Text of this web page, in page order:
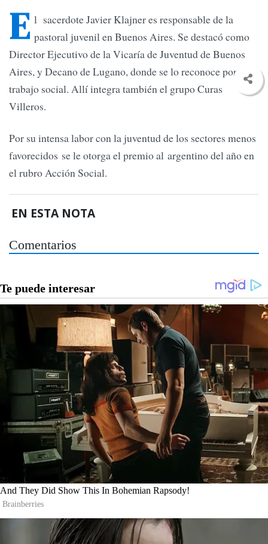
E l sacerdote Javier Klajner es responsable de la
pastoral juvenil en Buenos Aires. Se destacó como
Director Ejecutivo de la Vicaría de Juventud de Buenos
Aires, y Decano de Lugano, donde se lo reconoce por su
trabajo social. Allí integra también el grupo Curas
Villeros.
Por su intensa labor con la juventud de los sectores menos
favorecidos se le otorga el premio al argentino del año en
el rubro Acción Social.
EN ESTA NOTA
Comentarios